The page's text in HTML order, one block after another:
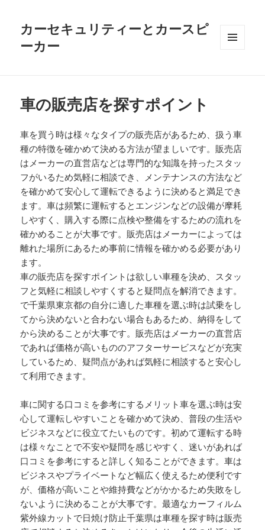
カーセキュリティーとカースピ
ーカー
車の販売店を探すポイント
車を買う時は様々なタイプの販売店があるため、扱う車
種の特徴を確かめて決める方法が望ましいです。販売店
はメーカーの直営店などは専門的な知識を持ったスタッ
フがいるため気軽に相談でき、メンテナンスの方法など
を確かめて安心して運転できるように決めると満足でき
ます。車は頻繁に運転するとエンジンなどの設備が摩耗
しやすく、購入する際に点検や整備をするための流れを
確かめることが大事です。販売店はメーカーによっては
離れた場所にあるため事前に情報を確かめる必要があり
ます。
車の販売店を探すポイントは欲しい車種を決め、スタッ
フと気軽に相談しやすくすると疑問点を解消できます。
で千葉県東京都の自分に適した車種を選ぶ時は試乗をし
てから決めないと合わない場合もあるため、納得をして
から決めることが大事です。販売店はメーカーの直営店
であれば価格が高いもののアフターサービスなどが充実
しているため、疑問点があれば気軽に相談すると安心し
て利用できます。
車に関する口コミを参考にするメリット車を選ぶ時は安
心して運転しやすいことを確かめて決め、普段の生活や
ビジネスなどに役立てたいものです。初めて運転する時
は様々なことで不安や疑問を感じやすく、迷いがあれば
口コミを参考にすると詳しく知ることができます。車は
ビジネスやプライベートなど幅広く使えるため便利です
が、価格が高いことや維持費などがかかるため失敗をし
ないように決めることが大事です。最適なカーフィルム
紫外線カットで日焼け防止千葉県は車種を探す時は販売